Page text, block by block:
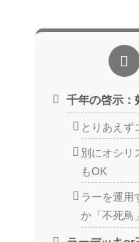
千年の啓示：
とりあえず
別にオシリ
もOK
ラーを運用
か「不死鳥